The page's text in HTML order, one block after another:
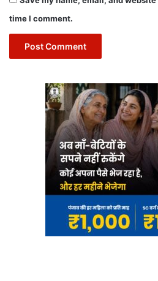
time I comment.